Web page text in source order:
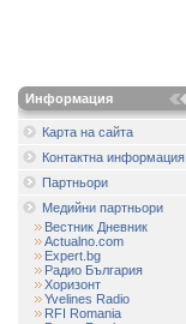
Информация
Карта на сайта
Контактна информация
Партньори
Медийни партньори
Вестник Дневник
Actualno.com
Expert.bg
Радио България
Хоризонт
Yvelines Radio
RFI Romania